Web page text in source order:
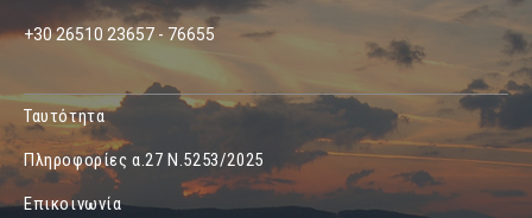
+30 26510 23657 - 76655
Ταυτότητα
Πληροφορίες α.27 Ν.5253/2025
Επικοινωνία